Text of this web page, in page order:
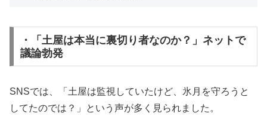
・「土屋は本当に裏切り者なのか？」ネットで
議論勃発
SNSでは、「土屋は監視していたけど、氷月を守ろうと
してたのでは？」という声が多く見られました。